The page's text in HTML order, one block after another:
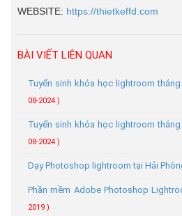
WEBSITE: https://thietkeffd.com
BÀI VIẾT LIÊN QUAN
Tuyển sinh khóa học lightroom
08-2024 )
Tuyển sinh khóa học lightroom
08-2024 )
Dạy Photoshop lightroom tại Hải
Phần mềm Adobe Photoshop
2019 )